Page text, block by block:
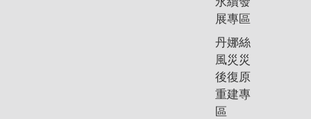
展專區
丹娜絲
風災災
後復原
重建專
區